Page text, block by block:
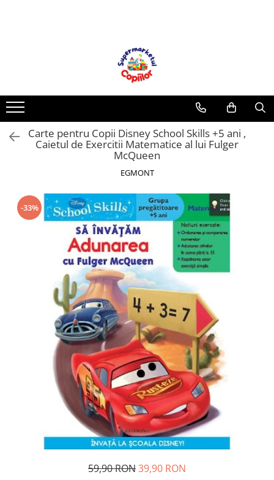
Accesorii pentru petrecere
Baloane
Mobila gradina & terasa
Piscine
Activitati extracurriculare
Povesti pentru copii
Carti de Povesti pentru Copii
Rechizite si papetarie pentru copii
Creioane colorate si carioci
Ghiozdane si genti
Harti de perete si globuri
Librarie online
Manuale si auxiliare scolare
Birotica & Papetarie
Jucarii, Copii & Bebe
Carte pentru Copii Disney School Skills +5 ani ,
Caietul de Exercitii Matematice al lui Fulger
McQueen
EGMONT
-33%
59,90 RON39,90 RON